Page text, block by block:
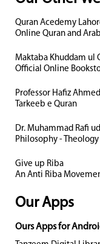
Quran Acedemy
Online Quran and
Maktaba Khuddam ul
Official Online
Professor Hafiz
Tarkeeb e Quran
Dr. Muhammad Rafi
Philosophy -
Give up Riba
An Anti Riba
Our Apps
Ours Apps for